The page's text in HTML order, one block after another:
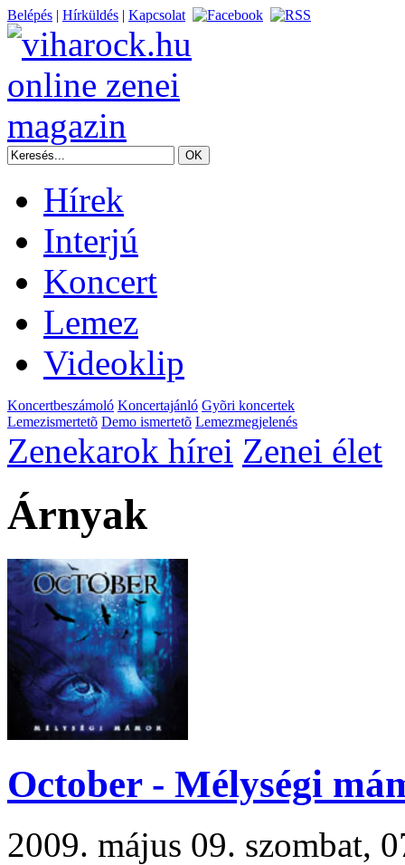
Belépés | Hírküldés | Kapcsolat
Hírek
Interjú
Koncert
Lemez
Videoklip
Koncertbeszámoló Koncertajánló Gyõri koncertek
Lemezismertetõ Demo ismertetõ Lemezmegjelenés
Zenekarok hírei Zenei élet
Árnyak
October - Mélységi
2009. május 09.